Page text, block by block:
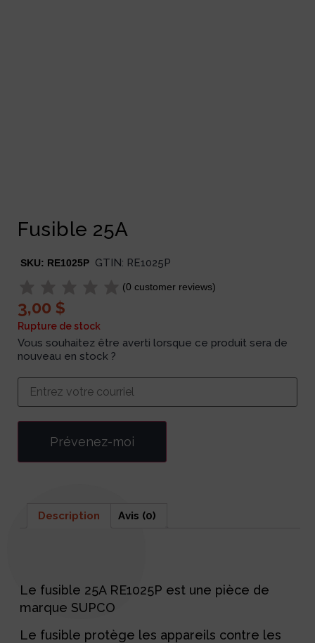
Fusible 25A
SKU: RE1025P GTIN: RE1025P
(0 customer reviews)
3,00 $
Rupture de stock
Vous souhaitez être averti lorsque ce produit sera de
nouveau en stock ?
Prévenez-moi
Description Avis (0)
Le fusible 25A RE1025P est une pièce de
marque SUPCO
Le fusible protège les appareils contre les